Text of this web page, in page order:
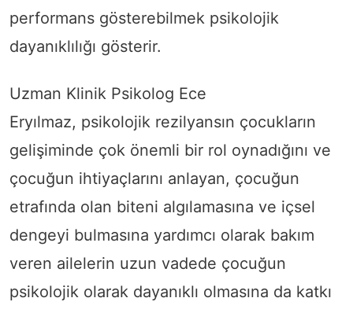
performans gösterebilmek psikolojik
dayanıklılığı gösterir.
Uzman Klinik Psikolog Ece
Eryılmaz, psikolojik rezilyansın çocukların
gelişiminde çok önemli bir rol oynadığını ve
çocuğun ihtiyaçlarını anlayan, çocuğun
etrafında olan biteni algılamasına ve içsel
dengeyi bulmasına yardımcı olarak bakım
veren ailelerin uzun vadede çocuğun
psikolojik olarak dayanıklı olmasına da katkı